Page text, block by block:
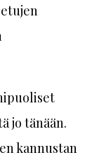
jo tänään.
kannustan